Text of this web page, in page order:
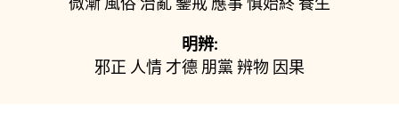
明辨:
邪正 人情才德 朋黨 辨物 因果